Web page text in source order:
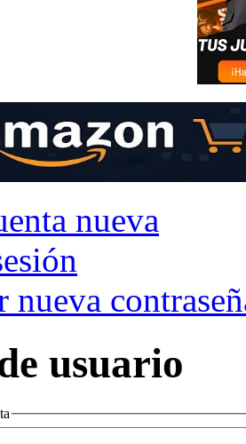
nueva
nueva
usuario